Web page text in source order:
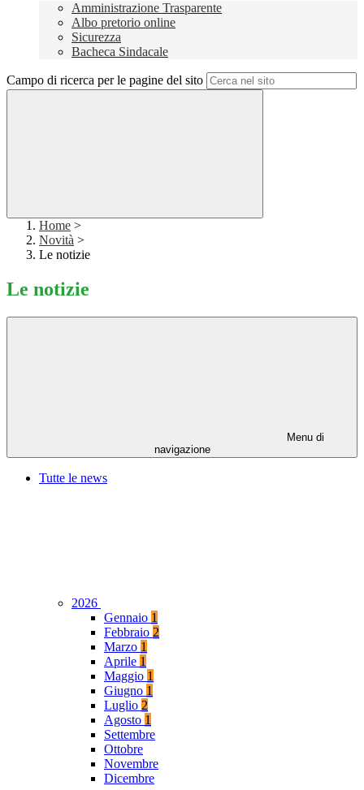
Amministrazione Trasparente
Albo pretorio online
Sicurezza
Bacheca Sindacale
Campo di ricerca per le pagine del sito
Home >
Novità >
Le notizie
Le notizie
Menu di
navigazione
Tutte le news
2026
Gennaio 1
Febbraio 2
Marzo 1
Aprile 1
Maggio 1
Giugno 1
Luglio 2
Agosto 1
Settembre
Ottobre
Novembre
Dicembre